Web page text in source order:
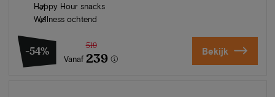
Happy Hour snacks
Wellness ochtend
-54%
Vanaf
519
239 Bekijk